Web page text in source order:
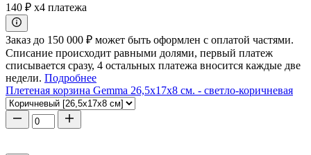
140 ₽ x4 платежа
Заказ до 150 000 ₽ может быть оформлен с оплатой частями.
Списание происходит равными долями, первый платеж
списывается сразу, 4 остальных платежа вносится каждые две
недели. Подробнее
Плетеная корзина Gemma 26,5x17x8 см. - светло-коричневая